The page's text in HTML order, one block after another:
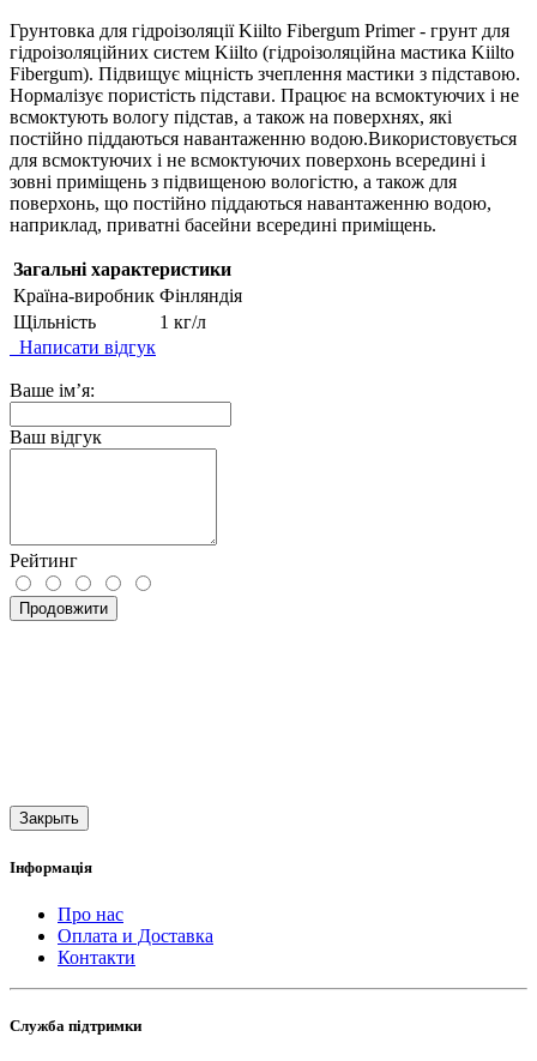
Грунтовка для гідроізоляції Kiilto Fibergum Primer - грунт для
гідроізоляційних систем Kiilto (гідроізоляційна мастика Kiilto
Fibergum). Підвищує міцність зчеплення мастики з підставою.
Нормалізує пористість підстави. Працює на всмоктуючих і не
всмоктують вологу підстав, а також на поверхнях, які
постійно піддаються навантаженню водою.Використовується
для всмоктуючих і не всмоктуючих поверхонь всередині і
зовні приміщень з підвищеною вологістю, а також для
поверхонь, що постійно піддаються навантаженню водою,
наприклад, приватні басейни всередині приміщень.
Загальні характеристики
Країна-виробник Фінляндія
Щільність
1 кг/л
Написати відгук
Ваше ім’я:
Ваш відгук
Рейтинг
Продовжити
Закрыть
Інформація
Про нас
Оплата и Доставка
Контакти
Служба підтримки